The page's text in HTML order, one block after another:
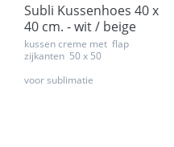
Subli Kussenhoes 40 x
40 cm. - wit / beige
rand
kussen creme met flap
zijkanten 50 x 50
voor sublimatie